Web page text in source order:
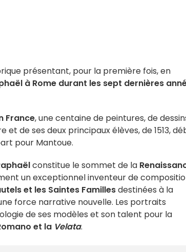
présentant, pour la première fois, en
à Rome durant les sept dernières
France, une centaine de peintures, de
de ses deux principaux élèves, de 1513,
pour Mantoue.
constitue le sommet de la
un exceptionnel inventeur de
et les Saintes Famillesdestinées à la
force narrative nouvelle. Les portraits
de ses modèles et son talent pour la
et la Velata.